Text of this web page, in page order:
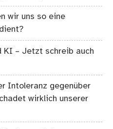
wir uns so eine
KI – Jetzt schreib auch
Intoleranz gegenüber
wirklich unserer